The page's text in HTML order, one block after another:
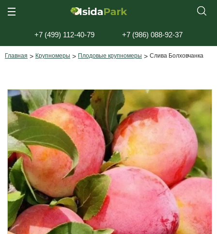
Главная > Крупномеры > Плодовые крупномеры > Слива Болховчанка
+7 (499) 112-40-79 +7 (986) 088-92-37